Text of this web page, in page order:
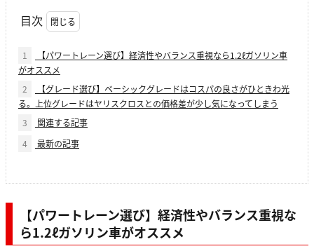
目次
1
【パワートレーン選び】経済性やバランス重視なら1.2ℓガソリン車
がオススメ
2
【グレード選び】ベーシックグレードはコスパの良さがひときわ光
る。上位グレードはヤリスクロスとの価格差が少し気になってしまう
3
関連する記事
4
最新の記事
【パワートレーン選び】経済性やバランス重視な
ら1.2ℓガソリン車がオススメ